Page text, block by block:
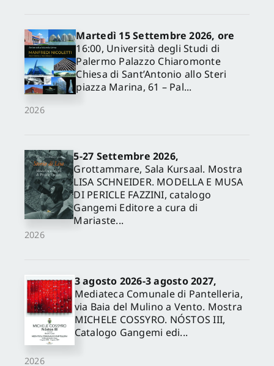
2026
Martedì 15 Settembre 2026, ore
16:00, Università degli Studi di
Palermo Palazzo Chiaromonte
Chiesa di Sant’Antonio allo Steri
piazza Marina, 61 – Pal...
2026
5-27 Settembre 2026,
Grottammare, Sala Kursaal. Mostra
LISA SCHNEIDER. MODELLA E MUSA
DI PERICLE FAZZINI, catalogo
Gangemi Editore a cura di
Mariaste...
2026
3 agosto 2026-3 agosto 2027,
Mediateca Comunale di Pantelleria,
via Baia del Mulino a Vento. Mostra
MICHELE COSSYRO. NÓSTOS III,
Catalogo Gangemi edi...